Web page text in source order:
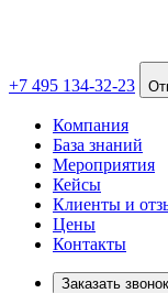
+7 495 134-32-23
Компания
База знаний
Мероприятия
Кейсы
Клиенты и
Цены
Контакты
Заказать звонок